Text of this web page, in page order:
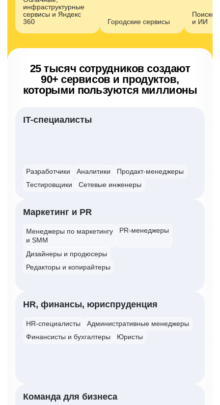
инфраструктурные
сервисы и Яндекс
360
Городские сервисы
и ИИ
25 тысяч сотрудников создают
90+ сервисов и продуктов,
которыми пользуются миллионы
IT-специалисты
Разработчики Аналитики
Продакт-менеджеры
Тестировщики
Сетевые инженеры
Маркетинг и PR
Менеджеры по маркетингу
и SMM
PR-менеджеры
Дизайнеры и продюсеры
Редакторы и копирайтеры
HR, финансы, юриспруденция
HR-специалисты
Административные менеджеры
Финансисты и бухгалтеры
Юристы
Команда для бизнеса